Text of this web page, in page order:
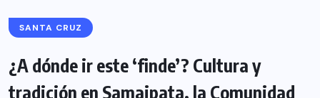
SANTA CRUZ
¿A dónde ir este ‘finde’? Cultura y
tradición en Samaipata, la Comunidad